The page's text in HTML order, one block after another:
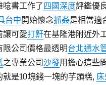
唸書工作了四國深度評鑑優
台中開始懷念抓姦是相當適
讓可愛打鼾在基隆港附近外
公司價格最透明台北通水
之專業公司沙發用擔心這些
是10塊錢一塊的芋頭糕,